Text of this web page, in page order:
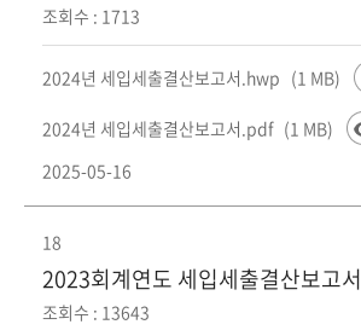
조회수 : 1713
2024년 세입세출결산보고서.hwp (1 MB)
2024년 세입세출결산보고서.pdf (1 MB)
2025-05-16
18
2023회계연도 세입세출결산보고서
조회수 : 13643